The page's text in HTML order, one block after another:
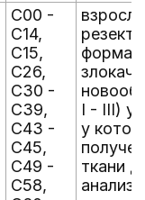
C00 -
C14,
C15,
C26,
C30 -
C39,
C43 -
C45,
C49 -
C58,
I - III)
у
ткани